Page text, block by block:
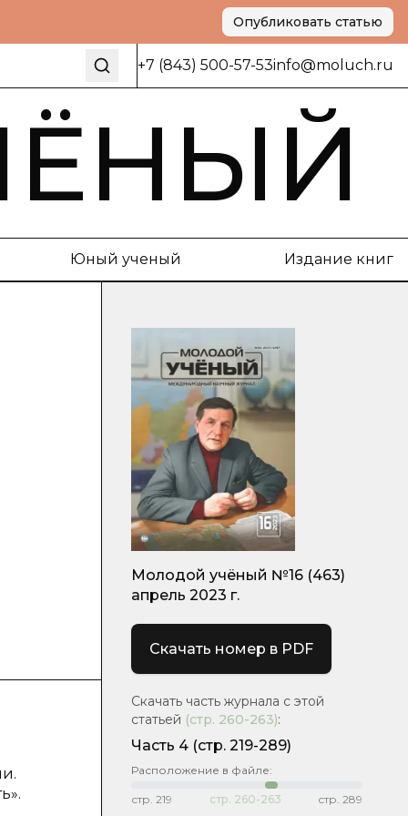
Опубликовать статью
+7 (843) 500-57-53info@moluch.ru
Юный ученый Издание книг
Молодой учёный №16 (463)
апрель 2023 г.
Скачать номер в PDF
Скачать часть журнала с этой
статьей (стр. 260-263):
Часть 4 (стр. 219-289)
Расположение в файле:
стр. 219 стр. 260-263 стр. 289